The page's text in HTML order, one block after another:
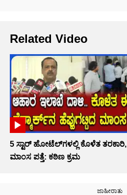
Related Video
5 ಸ್ಟಾರ್ ಹೋಟೆಲ್​​ಗಳಲ್ಲಿ ಕೊಳೆತ ತರಕಾರಿ,
ಮಾಂಸ ಪತ್ತೆ: ಕಠಿಣ ಕ್ರಮ